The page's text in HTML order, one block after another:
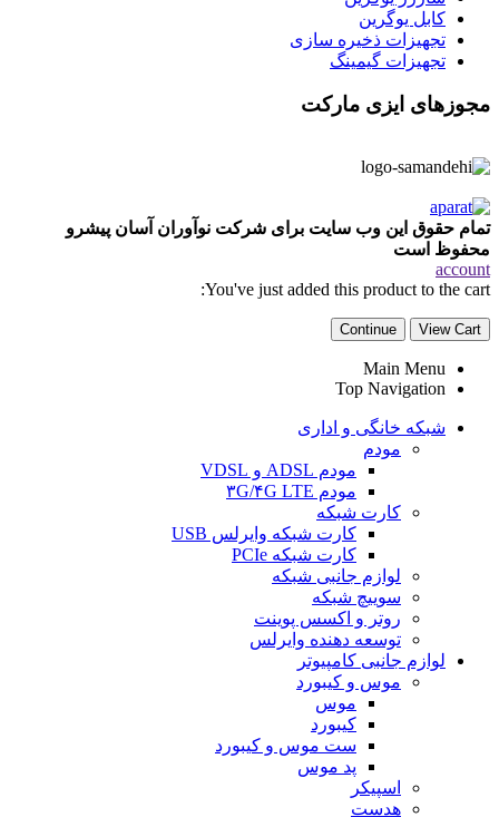
کابل یوگرین
تجهیزات ذخیره سازی
تجهیزات گیمینگ
مجوزهای ایزی مارکت
تمام حقوق این وب سایت برای شرکت نوآوران آسان پیشرو
محفوظ است
account
You've just added this product to the cart:
View Cart
Continue
Main Menu
Top Navigation
شبکه خانگی و اداری
مودم
مودم ADSL و VDSL
مودم ۳G/۴G LTE
کارت شبکه
کارت شبکه وایرلس USB
کارت شبکه PCIe
لوازم جانبی شبکه
سوییچ شبکه
روتر و اکسس پوینت
توسعه دهنده وایرلس
لوازم جانبی کامپیوتر
موس و کیبورد
موس
کیبورد
ست موس و کیبورد
پد موس
اسپیکر
هدست